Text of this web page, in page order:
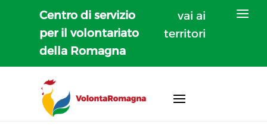
Centro di servizio
per il volontariato
della Romagna
vai ai
territori